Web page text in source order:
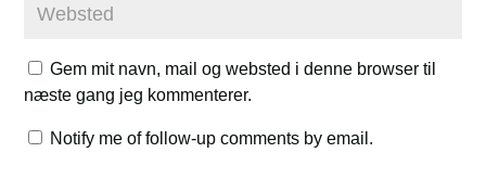
Gem mit navn, mail og websted i denne browser til
næste gang jeg kommenterer.
Notify me of follow-up comments by email.